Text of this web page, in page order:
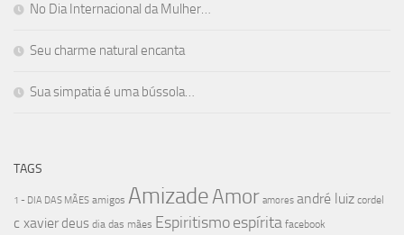
No Dia Internacional da Mulher…
Seu charme natural encanta
Sua simpatia é uma bússola…
TAGS
1 - DIA DAS MÃES amigos AmizadeAmor amores andré luiz cordel
c xavier deus dia das mães Espiritismoespírita facebook